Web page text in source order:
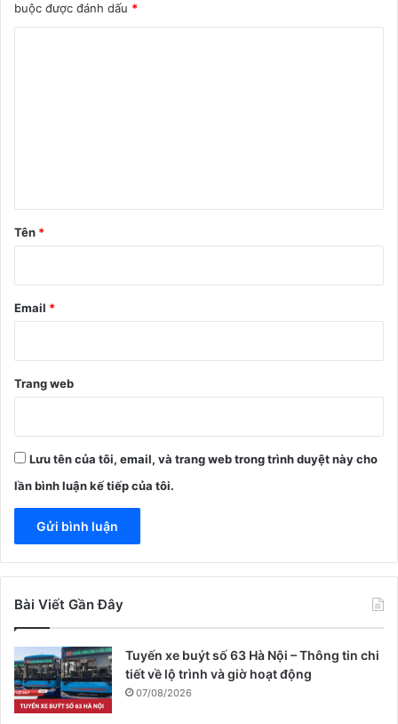
buộc được đánh dấu *
n
Tên *
Email *
Trang web
Lưu tên của tôi, email, và trang web trong trình duyệt này cho
lần bình luận kế tiếp của tôi.
Bài Viết Gần Đây
Tuyến xe buýt số 63 Hà Nội – Thông tin chi
tiết về lộ trình và giờ hoạt động
07/08/2026